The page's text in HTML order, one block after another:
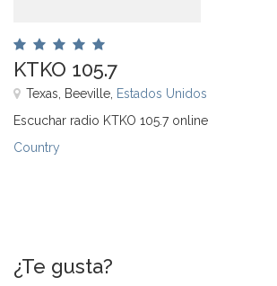
KTKO 105.7
Texas, Beeville, Estados Unidos
Escuchar radio KTKO 105.7 online
Country
¿Te gusta?